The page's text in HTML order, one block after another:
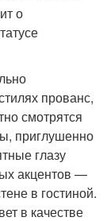
о
прованс,
смотрятся
приглушенно
глазу
акцентов —
в гостиной.
в качестве